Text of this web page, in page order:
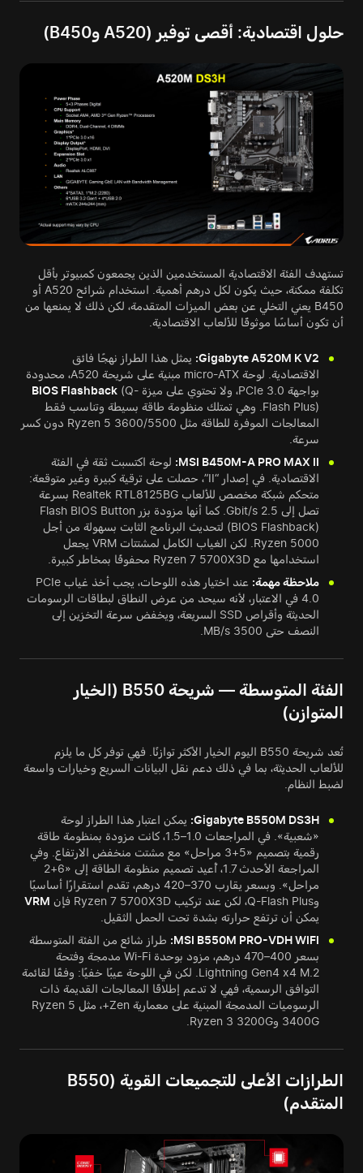
حلول اقتصادية: أقصى توفير (A520 وB450)
تستهدف الفئة الاقتصادية المستخدمين الذين يجمعون كمبيوتر بأقل
تكلفة ممكنة، حيث يكون لكل درهم أهمية. استخدام شرائح A520 أو
B450 يعني التخلي عن بعض الميزات المتقدمة، لكن ذلك لا يمنعها من
أن تكون أساسًا موثوقًا للألعاب الاقتصادية.
Gigabyte A520M K V2: يمثل هذا الطراز نهجًا فائق
الاقتصادية. لوحة micro-ATX مبنية على شريحة A520، محدودة
بواجهة PCIe 3.0، ولا تحتوي على ميزة
BIOS Flashback (Q-
Flash Plus). وهي تمتلك منظومة طاقة بسيطة وتناسب فقط
المعالجات الموفرة للطاقة مثل Ryzen 5 3600/5500 دون كسر
سرعة.
MSI B450M-A PRO MAX II: لوحة اكتسبت ثقة في الفئة
الاقتصادية. في إصدار “II”، حصلت على ترقية كبيرة وغير متوقعة:
متحكم شبكة مخصص للألعاب Realtek RTL8125BG بسرعة
تصل إلى 2.5 Gbit/s. كما أنها مزودة بزر Flash BIOS Button
(BIOS Flashback) لتحديث البرنامج الثابت بسهولة من أجل
Ryzen 5000. لكن الغياب الكامل لمشتتات VRM يجعل
استخدامها مع Ryzen 7 5700X3D محفوفًا بمخاطر كبيرة.
ملاحظة مهمة:
عند اختيار هذه اللوحات، يجب أخذ غياب PCIe
4.0 في الاعتبار، لأنه سيحد من عرض النطاق لبطاقات الرسومات
الحديثة وأقراص SSD السريعة، ويخفض سرعة التخزين إلى
النصف حتى 3500 MB/s.
الفئة المتوسطة — شريحة B550 (الخيار
المتوازن)
تُعد شريحة B550 اليوم الخيار الأكثر توازنًا. فهي توفر كل ما يلزم
للألعاب الحديثة، بما في ذلك دعم نقل البيانات السريع وخيارات واسعة
لضبط النظام.
Gigabyte B550M DS3H: يمكن اعتبار هذا الطراز لوحة
«شعبية». في المراجعات 1.0–1.5، كانت مزودة بمنظومة طاقة
رقمية بتصميم «5+3 مراحل» مع مشتت منخفض الارتفاع. وفي
المراجعة الأحدث 1.7، أُعيد تصميم منظومة الطاقة إلى «6+2
مراحل». وبسعر يقارب 370–420 درهم، تقدم استقرارًا أساسيًا
وQ-Flash Plus، لكن عند تركيب Ryzen 7 5700X3D فإن
VRM
يمكن أن ترتفع حرارته بشدة تحت الحمل الثقيل.
MSI B550M PRO-VDH WIFI: طراز شائع من الفئة المتوسطة
بسعر 400–470 درهم، مزود بوحدة Wi-Fi مدمجة وفتحة
Lightning Gen4 x4 M.2. لكن في اللوحة عيبًا خفيًا: وفقًا لقائمة
التوافق الرسمية، فهي لا تدعم إطلاقًا المعالجات القديمة ذات
الرسوميات المدمجة المبنية على معمارية Zen+، مثل Ryzen 5
3400G وRyzen 3 3200G.
الطرازات الأعلى للتجميعات القوية (B550
المتقدم)